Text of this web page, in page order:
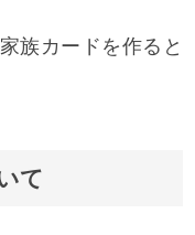
族カードを作ると
て